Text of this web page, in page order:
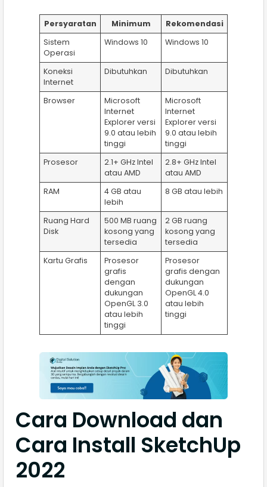
Persyaratan Minimum
Rekomendasi
Sistem
Operasi
Windows 10 Windows 10
Koneksi
Internet
Dibutuhkan Dibutuhkan
Browser
Microsoft
Internet
Explorer versi
9.0 atau lebih
tinggi
Microsoft
Internet
Explorer versi
9.0 atau lebih
tinggi
Prosesor
2.1+ GHz Intel
atau AMD
2.8+ GHz Intel
atau AMD
RAM
4 GB atau
lebih
8 GB atau lebih
Ruang Hard
Disk
500 MB ruang
kosong yang
tersedia
2 GB ruang
kosong yang
tersedia
Kartu Grafis
Prosesor
grafis
dengan
dukungan
OpenGL 3.0
atau lebih
tinggi
Prosesor
grafis dengan
dukungan
OpenGL 4.0
atau lebih
tinggi
Cara Download dan
Cara Install SketchUp
2022